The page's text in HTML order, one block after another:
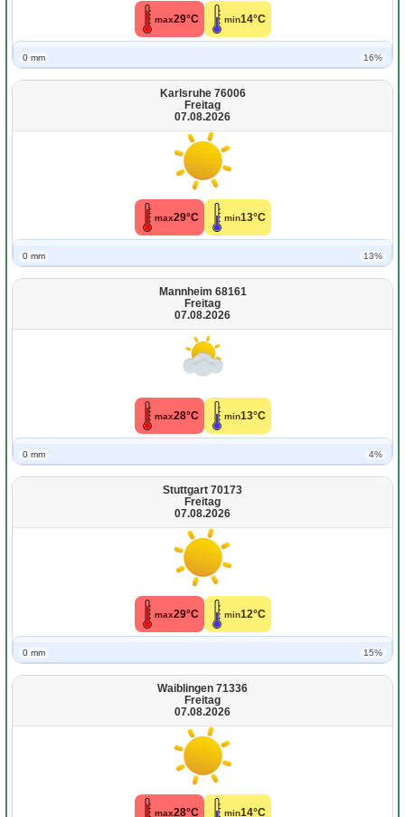
max29°C min14°C
0 mm 16%
Karlsruhe 76006
Freitag
07.08.2026
max29°C min13°C
0 mm 13%
Mannheim 68161
Freitag
07.08.2026
max28°C min13°C
0 mm 4%
Stuttgart 70173
Freitag
07.08.2026
max29°C min12°C
0 mm 15%
Waiblingen 71336
Freitag
07.08.2026
max28°C min14°C